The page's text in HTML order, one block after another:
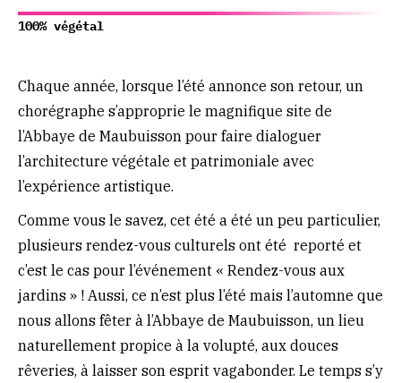
100% végétal
Chaque année, lorsque l’été annonce son retour, un
chorégraphe s’approprie le magnifique site de
l’Abbaye de Maubuisson pour faire dialoguer
l’architecture végétale et patrimoniale avec
l’expérience artistique.
Comme vous le savez, cet été a été un peu particulier,
plusieurs rendez-vous culturels ont été reporté et
c’est le cas pour l’événement « Rendez-vous aux
jardins » ! Aussi, ce n’est plus l’été mais l’automne que
nous allons fêter à l’Abbaye de Maubuisson, un lieu
naturellement propice à la volupté, aux douces
rêveries, à laisser son esprit vagabonder. Le temps s’y